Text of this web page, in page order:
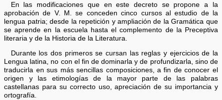
En las modificaciones que en este decreto se propone a la
aprobación de V. M. se conceden cinco cursos al estudio de la
lengua patria; desde la repetición y ampliación de la Gramática que
se aprende en la escuela hasta el complemento de la Preceptiva
literaria y de la Historia de la Literatura.
Durante los dos primeros se cursan las reglas y ejercicios de la
Lengua latina, no con el fin de dominarla y de profundizarla, sino de
traducirla en sus más sencillas composiciones, a fin de conocer el
origen y las etimologías de la mayor parte de las palabras
castellanas para su correcto uso, apreciación de su importancia y
ortografía.